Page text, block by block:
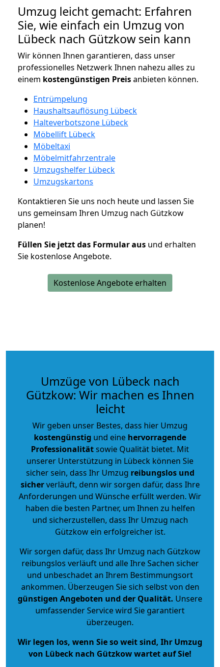
Umzug leicht gemacht: Erfahren
Sie, wie einfach ein Umzug von
Lübeck nach Gützkow sein kann
Wir können Ihnen garantieren, dass unser
professionelles Netzwerk Ihnen nahezu alles zu
einem kostengünstigen Preisanbieten können.
Entrümpelung
Haushaltsauflösung Lübeck
Halteverbotszone Lübeck
Möbellift Lübeck
Möbeltaxi
Möbelmitfahrzentrale
Umzugshelfer Lübeck
Umzugskartons
Kontaktieren Sie uns noch heute und lassen Sie
uns gemeinsam Ihren Umzug nach Gützkow
planen!
Füllen Sie jetzt das Formular aus und erhalten
Sie kostenlose Angebote.
Kostenlose Angebote erhalten
Umzüge von Lübeck nach
Gützkow: Wir machen es Ihnen
leicht
Wir geben unser Bestes, dass hier Umzug
kostengünstig und eine hervorragende
Professionalitätsowie Qualität bietet. Mit
unserer Unterstützung in Lübeck können Sie
sicher sein, dass Ihr Umzug reibungslos und
sicherverläuft, denn wir sorgen dafür, dass Ihre
Anforderungen und Wünsche erfüllt werden. Wir
haben die besten Partner, um Ihnen zu helfen
und sicherzustellen, dass Ihr Umzug nach
Gützkow ein erfolgreicher ist.
Wir sorgen dafür, dass Ihr Umzug nach Gützkow
reibungslos verläuft und alle Ihre Sachen sicher
und unbeschadet an Ihrem Bestimmungsort
ankommen. Überzeugen Sie sich selbst von den
günstigen Angeboten und der Qualität. Unsere
umfassender Service wird Sie garantiert
überzeugen.
Wir legen los, wenn Sie so weit sind, Ihr Umzug
von Lübeck nach Gützkow wartet auf Sie!